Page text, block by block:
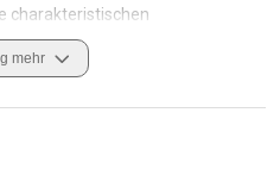
charakteristischen
Yachthäfen und das
in Afrika zu einem
sein historisches Erbe
Yacht in Afrika können Segler
mehr